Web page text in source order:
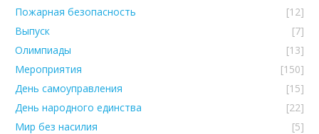
Пожарная безопасность
[12]
Выпуск
[7]
Олимпиады
[13]
Мероприятия
[150]
День самоуправления
[15]
День народного единства
[22]
Мир без насилия
[5]